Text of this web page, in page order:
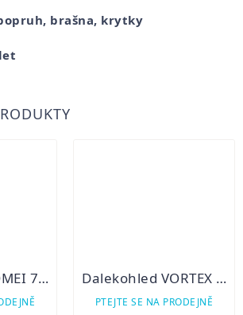
brašna, krytky
Dalekohled FOMEI 7x50 LEADER RNV SMC Dalekohled VORTEX Vanquish 8x26
PTEJTE SE NA PRODEJNĚ